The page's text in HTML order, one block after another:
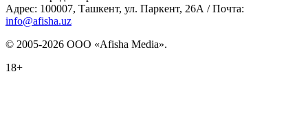
Адрес: 100007, Ташкент, ул. Паркент, 26А / Почта:
info@afisha.uz
© 2005-2026 ООО «Afisha Media».
18+